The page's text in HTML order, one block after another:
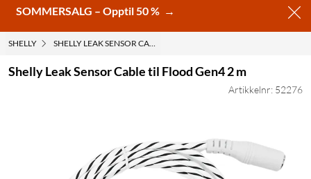
SOMMERSALG – Opptil 50 % →
SHELLY SHELLY LEAK SENSOR CABLE TIL FLOOD GEN4 2 M
Shelly Leak Sensor Cable til Flood Gen4 2 m
Artikkelnr: 52276